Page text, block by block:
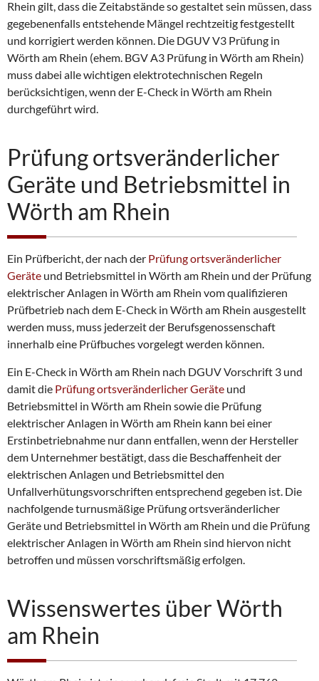
Rhein gilt, dass die Zeitabstände so gestaltet sein müssen, dass
gegebenenfalls entstehende Mängel rechtzeitig festgestellt
und korrigiert werden können. Die DGUV V3 Prüfung in
Wörth am Rhein (ehem. BGV A3 Prüfung in Wörth am Rhein)
muss dabei alle wichtigen elektrotechnischen Regeln
berücksichtigen, wenn der E-Check in Wörth am Rhein
durchgeführt wird.
Prüfung ortsveränderlicher
Geräte und Betriebsmittel in
Wörth am Rhein
Ein Prüfbericht, der nach der Prüfung ortsveränderlicher
Geräte und Betriebsmittel in Wörth am Rhein und der Prüfung
elektrischer Anlagen in Wörth am Rhein vom qualifizieren
Prüfbetrieb nach dem E-Check in Wörth am Rhein ausgestellt
werden muss, muss jederzeit der Berufsgenossenschaft
innerhalb eine Prüfbuches vorgelegt werden können.
Ein E-Check in Wörth am Rhein nach DGUV Vorschrift 3 und
damit die Prüfung ortsveränderlicher Geräte und
Betriebsmittel in Wörth am Rhein sowie die Prüfung
elektrischer Anlagen in Wörth am Rhein kann bei einer
Erstinbetriebnahme nur dann entfallen, wenn der Hersteller
dem Unternehmer bestätigt, dass die Beschaffenheit der
elektrischen Anlagen und Betriebsmittel den
Unfallverhütungsvorschriften entsprechend gegeben ist. Die
nachfolgende turnusmäßige Prüfung ortsveränderlicher
Geräte und Betriebsmittel in Wörth am Rhein und die Prüfung
elektrischer Anlagen in Wörth am Rhein sind hiervon nicht
betroffen und müssen vorschriftsmäßig erfolgen.
Wissenswertes über Wörth
am Rhein